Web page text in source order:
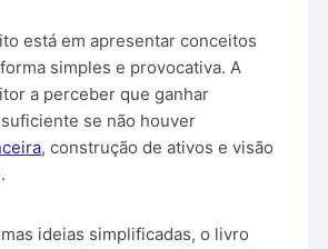
está em apresentar conceitos
simples e provocativa. A
a perceber que ganhar
se não houver
, construção de ativos e visão
ideias simplificadas, o livro